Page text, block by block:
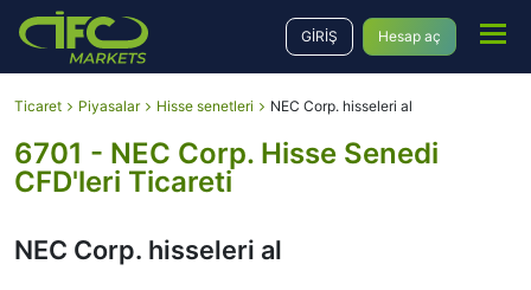
GİRİŞ Hesap aç
Ticaret Piyasalar Hisse senetleri NEC Corp. hisseleri al
6701 - NEC Corp. Hisse Senedi
CFD'leri Ticareti
NEC Corp. hisseleri al